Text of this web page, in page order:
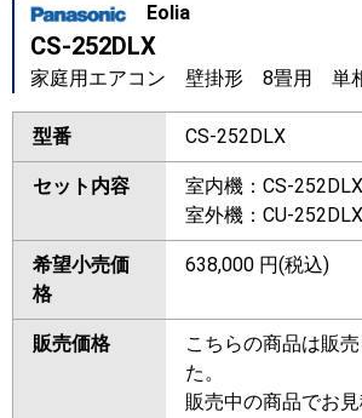
Eolia
CS-252DLX
家庭用エアコン 壁掛形 8畳用 単
型番 CS-252DLX
セット内容
室内機：CS-252DLX
室外機：CU-252DLX
希望小売価
格
638,000 円(税込)
販売価格
こちらの商品は販
た。
販売中の商品でお